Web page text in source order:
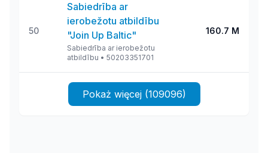
50
Sabiedrība ar
ierobežotu atbildību
"Join Up Baltic"
Sabiedrība ar ierobežotu
atbildību • 50203351701
160.7 M
Pokaż więcej (109096)